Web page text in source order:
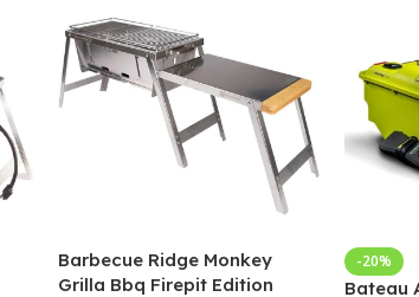
Barbecue Ridge Monkey
Grilla Bbq Firepit Edition
-20%
Bateau